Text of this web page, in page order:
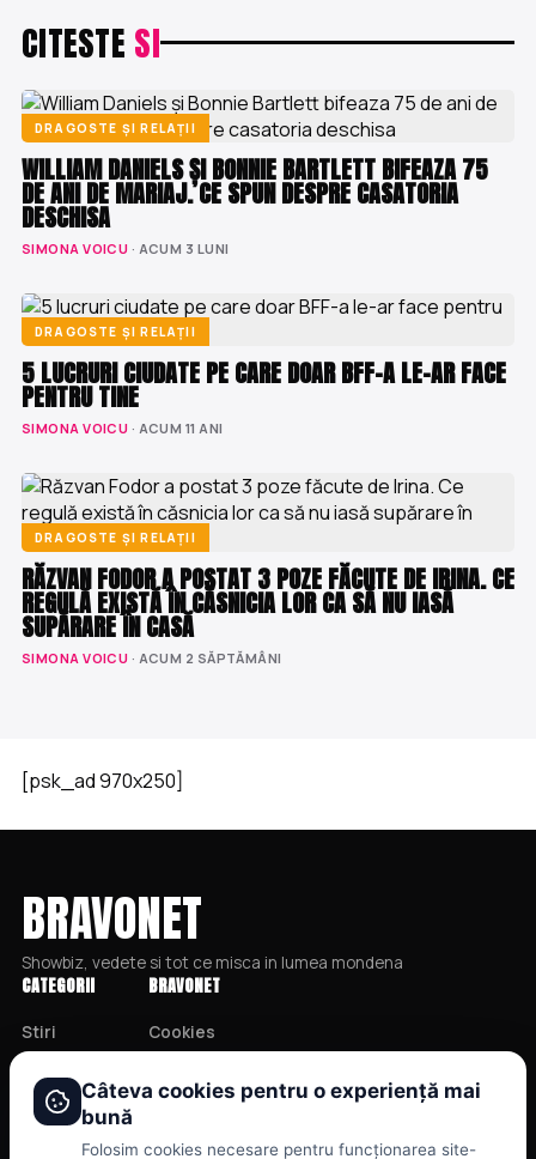
CITESTE SI
DRAGOSTE ȘI RELAȚII
WILLIAM DANIELS ȘI BONNIE BARTLETT BIFEAZA 75
DE ANI DE MARIAJ. CE SPUN DESPRE CASATORIA
DESCHISA
SIMONA VOICU · ACUM 3 LUNI
DRAGOSTE ȘI RELAȚII
5 LUCRURI CIUDATE PE CARE DOAR BFF-A LE-AR FACE
PENTRU TINE
SIMONA VOICU · ACUM 11 ANI
DRAGOSTE ȘI RELAȚII
RĂZVAN FODOR A POSTAT 3 POZE FĂCUTE DE IRINA. CE
REGULĂ EXISTĂ ÎN CĂSNICIA LOR CA SĂ NU IASĂ
SUPĂRARE ÎN CASĂ
SIMONA VOICU · ACUM 2 SĂPTĂMÂNI
[psk_ad 970x250]
BRAVONET
Showbiz, vedete si tot ce misca in lumea mondena
CATEGORII
Stiri
Publicitate
Lifestyle
BRAVONET
Cookies
Politica De Confidentialitate
Câteva cookies pentru o experiență mai
bună
Folosim cookies necesare pentru funcționarea site-